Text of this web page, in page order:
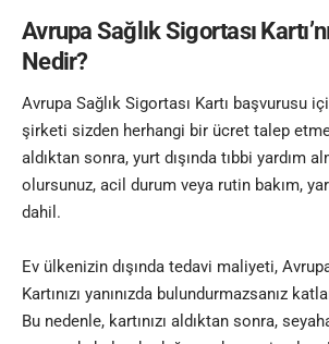
Avrupa Sağlık Sigortası
Nedir?
Avrupa Sağlık Sigortası Kartı başvurusu
şirketi sizden herhangi bir ücret talep
aldıktan sonra, yurt dışında tıbbi yardım
olursunuz, acil durum veya rutin bakım,
dahil.
Ev ülkenizin dışında tedavi maliyeti,
Kartınızı yanınızda bulundurmazsanız
Bu nedenle, kartınızı aldıktan sonra,